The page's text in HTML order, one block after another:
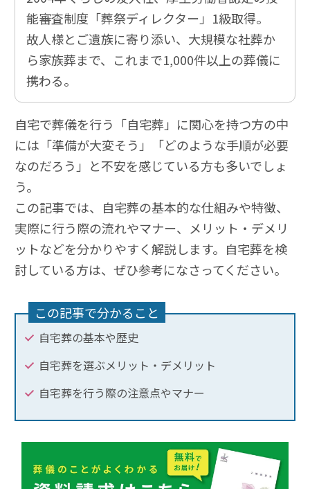
能審査制度「葬祭ディレクター」1級取得。
故人様とご遺族に寄り添い、大規模な社葬か
ら家族葬まで、これまで1,000件以上の葬儀に
携わる。
自宅で葬儀を行う「自宅葬」に関心を持つ方の中
には「準備が大変そう」「どのような手順が必要
なのだろう」と不安を感じている方も多いでしょ
う。
この記事では、自宅葬の基本的な仕組みや特徴、
実際に行う際の流れやマナー、メリット・デメリ
ットなどを分かりやすく解説します。自宅葬を検
討している方は、ぜひ参考になさってください。
この記事で分かること
自宅葬の基本や歴史
自宅葬を選ぶメリット・デメリット
自宅葬を行う際の注意点やマナー